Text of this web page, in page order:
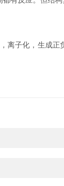
子化，生成正